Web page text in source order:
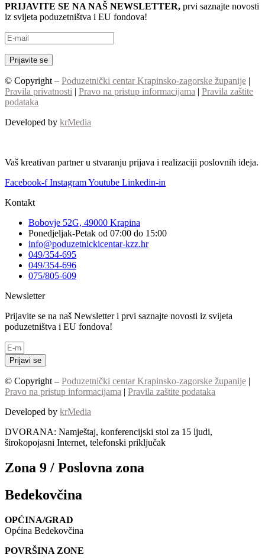
PRIJAVITE SE NA NAŠ NEWSLETTER, prvi saznajte novosti
iz svijeta poduzetništva i EU fondova!
© Copyright – Poduzetnički centar Krapinsko-zagorske županije |
Pravila privatnosti | Pravo na pristup informacijama | Pravila zaštite
podataka
Developed by krMedia
Vaš kreativan partner u stvaranju prijava i realizaciji poslovnih ideja.
Facebook-f InstagramYoutube Linkedin-in
Kontakt
Bobovje 52G, 49000 Krapina
Ponedjeljak-Petak od 07:00 do 15:00
info@poduzetnickicentar-kzz.hr
049/354-695
049/354-696
075/805-609
Newsletter
Prijavite se na naš Newsletter i prvi saznajte novosti iz svijeta
poduzetništva i EU fondova!
Prijavi se
© Copyright – Poduzetnički centar Krapinsko-zagorske županije |
Pravo na pristup informacijama | Pravila zaštite podataka
Developed by krMedia
DVORANA: Namještaj, konferencijski stol za 15 ljudi,
širokopojasni Internet, telefonski priključak
Zona 9 / Poslovna zona
Bedekovčina
OPĆINA/GRAD
Općina Bedekovčina
POVRŠINA ZONE